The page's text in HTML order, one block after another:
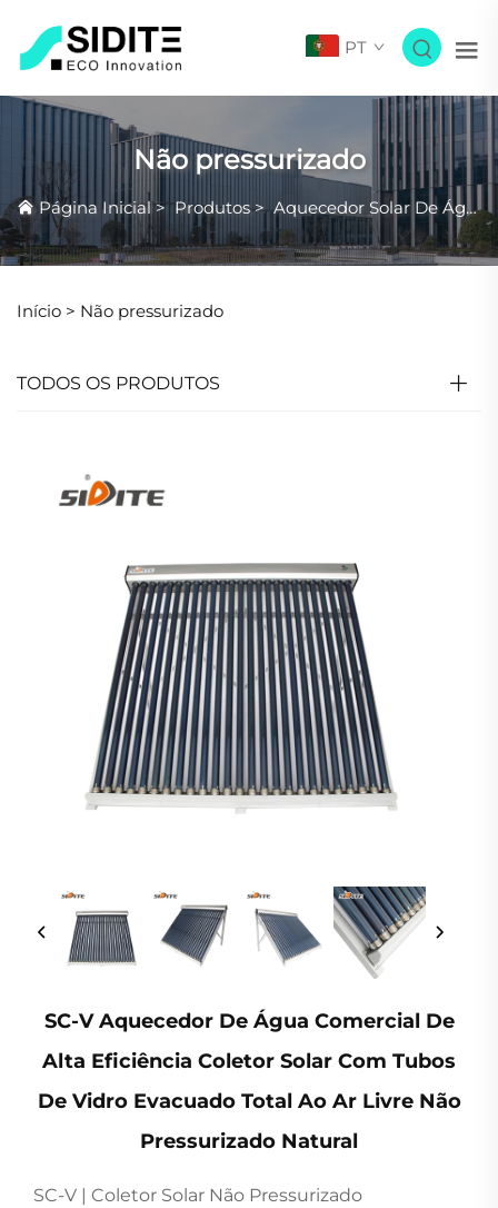
PT
Não pressurizado
Página Inicial>Produtos>Aquecedor Solar De Água
Início > Não pressurizado
TODOS OS PRODUTOS
SC-V Aquecedor De Água Comercial De
Alta Eficiência Coletor Solar Com Tubos
De Vidro Evacuado Total Ao Ar Livre Não
Pressurizado Natural
SC-V | Coletor Solar Não Pressurizado